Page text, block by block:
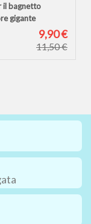
il bagnetto
gigante
9,90 €
11,50 €